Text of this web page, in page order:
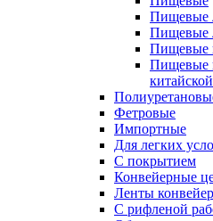
Пищевые
Пищевые
Пищевые
Пищевые
Фетровые
Импортные
Для легких
С покрытием
Конвейерные
Ленты
С рифленой